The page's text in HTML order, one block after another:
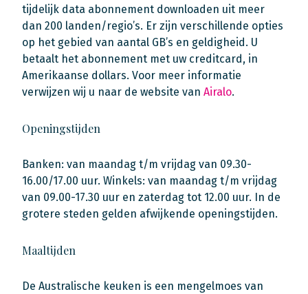
tijdelijk data abonnement downloaden uit meer
dan 200 landen/regio’s. Er zijn verschillende opties
op het gebied van aantal GB’s en geldigheid. U
betaalt het abonnement met uw creditcard, in
Amerikaanse dollars. Voor meer informatie
verwijzen wij u naar de website van Airalo.
Openingstijden
Banken: van maandag t/m vrijdag van 09.30-
16.00/17.00 uur. Winkels: van maandag t/m vrijdag
van 09.00-17.30 uur en zaterdag tot 12.00 uur. In de
grotere steden gelden afwijkende openingstijden.
Maaltijden
De Australische keuken is een mengelmoes van